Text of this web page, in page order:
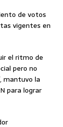
de votos
vigentes en
el ritmo de
pero no
mantuvo la
para lograr